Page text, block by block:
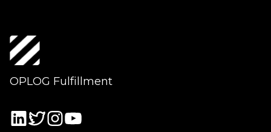
OPLOG Fulfillment